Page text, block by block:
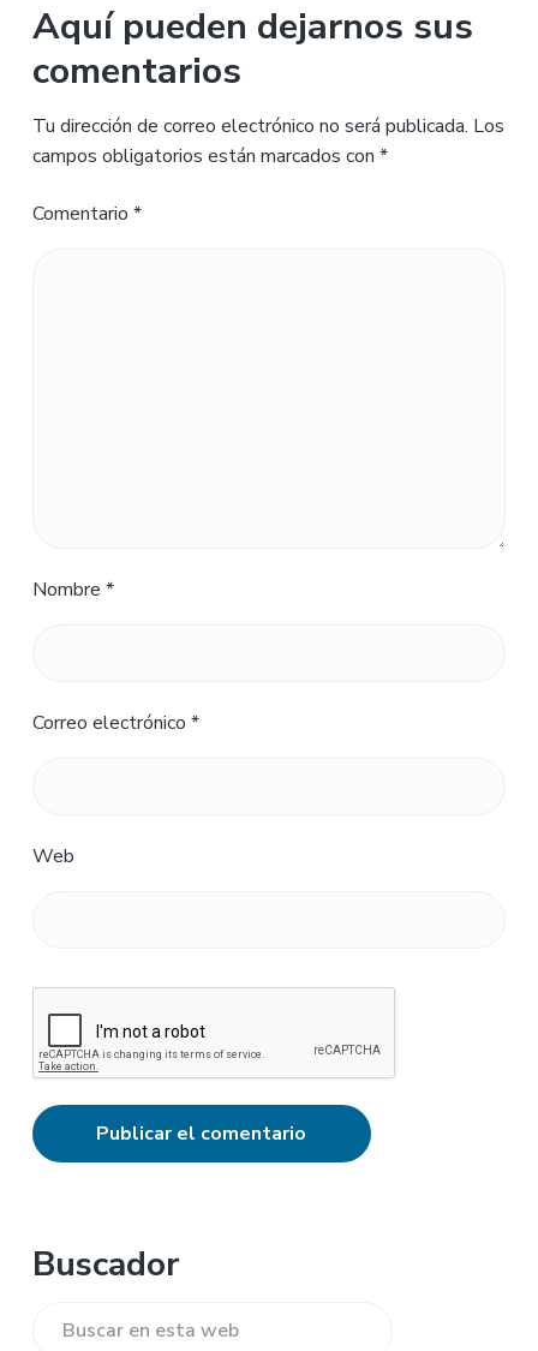
Aquí pueden dejarnos sus
comentarios
Tu dirección de correo electrónico no será publicada. Los
campos obligatorios están marcados con *
Comentario *
Nombre *
Correo electrónico *
Web
Barra
lateral
Buscador
Buscar